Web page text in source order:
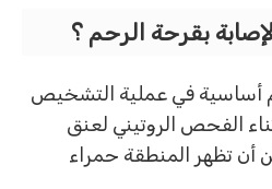
بقرحة الرحم ؟
أساسية في عملية التشخيص
الفحص الروتيني لعنق
تظهر المنطقة حمراء